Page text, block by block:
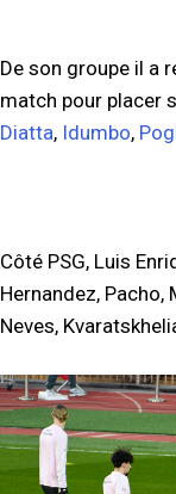
De son groupe il a
match pour placer
Diatta, Idumbo,
Côté PSG, Luis
Hernandez, Pacho,
Neves,